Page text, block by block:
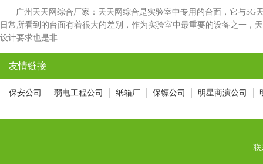
广州天天网综合厂家：天天网综合是实验室中专用的台面，它与5G
日常所看到的台面有着很大的差别，作为实验室中最重要的设备之一，
设计要求也是非...
友情链接
保安公司 弱电工程公司 纸箱厂 保镖公司 明星商演公司
联